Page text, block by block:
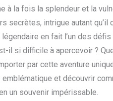
à la fois la splendeur et la
secrètes, intrigue autant
en fait l’un des
il si difficile à apercevoir ?
par cette aventure
et découvrir
un souvenir impérissable.